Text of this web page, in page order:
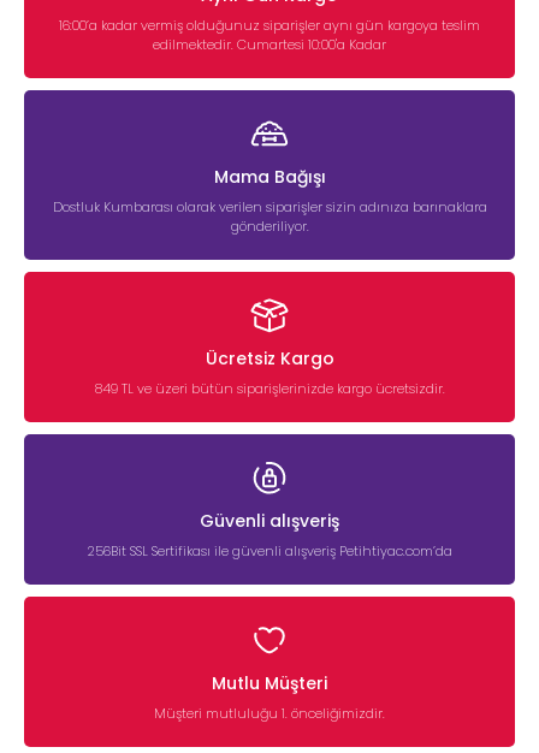
16:00’a kadar vermiş olduğunuz siparişler aynı gün kargoya teslim
edilmektedir. Cumartesi 10:00'a Kadar
Mama Bağışı
Dostluk Kumbarası olarak verilen siparişler sizin adınıza barınaklara
gönderiliyor.
Ücretsiz Kargo
849 TL ve üzeri bütün siparişlerinizde kargo ücretsizdir.
Güvenli alışveriş
256Bit SSL Sertifikası ile güvenli alışveriş Petihtiyac.com’da
Mutlu Müşteri
Müşteri mutluluğu 1. önceliğimizdir.